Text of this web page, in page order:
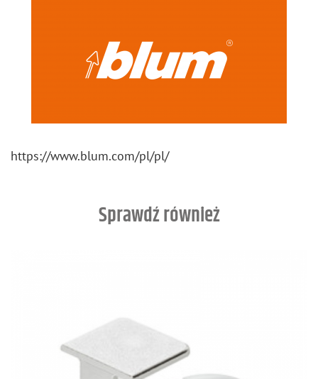
https://​www.​blum.​com/​pl/​pl/
Sprawdź również